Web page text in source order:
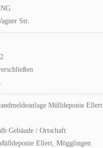
Str.
Mülldeponie Ellert
Gebäude / Ortschaft
Ellert, Mögglingen